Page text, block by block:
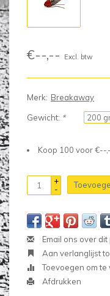
€--,-- Excl. btw
Merk: Breakaway
Gewicht: *
Koop 100 voor €--
+
-
Email ons over
Aan verlanglijst
Toevoegen om te
Afdrukken